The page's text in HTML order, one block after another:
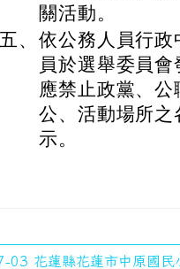
關活動。
五、 依公務人員行政
員於選舉委員會
應禁止政黨、公
公、活動場所之
示。
03 花蓮縣花蓮市中原國民